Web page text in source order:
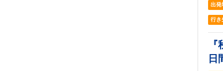
出発
行き
日